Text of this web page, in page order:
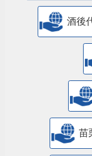
酒後
苗